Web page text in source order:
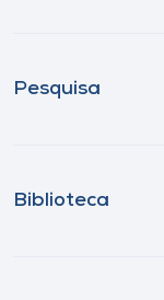
Pesquisa
Biblioteca